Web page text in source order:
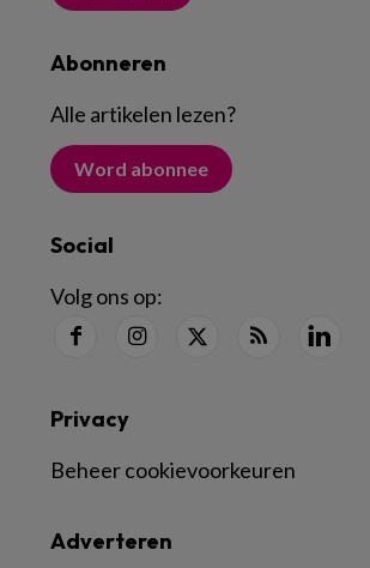
Abonneren
Alle artikelen lezen?
Word abonnee
Social
Volg ons op:
Adverteren
Privacy
Beheer cookievoorkeuren